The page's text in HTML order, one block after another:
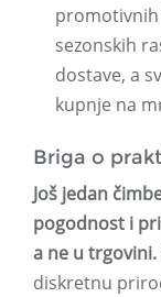
sezonskih
dostave, a
kupnje na
Briga o
Još jedan
pogodnost i
a ne u trgovini.
diskretnu